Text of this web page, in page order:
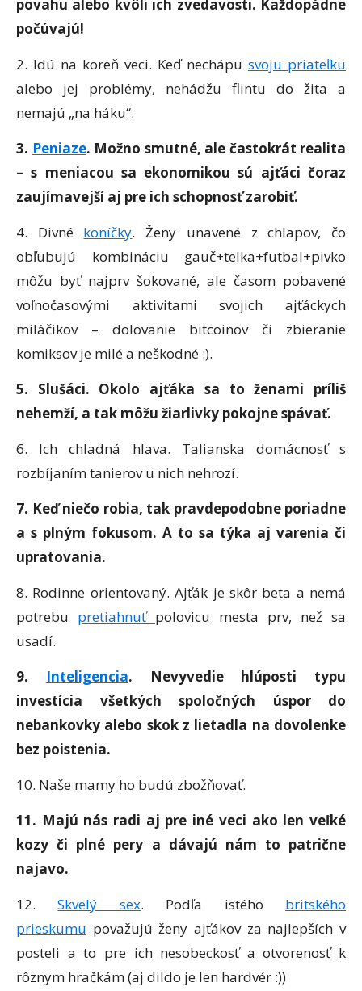
povahu alebo kvôli ich zvedavosti. Každopádne
počúvajú!
2. Idú na koreň veci. Keď nechápu svoju priateľku
alebo jej problémy, nehádžu flintu do žita a
nemajú „na háku“.
3. Peniaze. Možno smutné, ale častokrát realita
– s meniacou sa ekonomikou sú ajťáci čoraz
zaujímavejší aj pre ich schopnosť zarobiť.
4. Divné koníčky. Ženy unavené z chlapov, čo
obľubujú kombináciu gauč+telka+futbal+pivko
môžu byť najprv šokované, ale časom pobavené
voľnočasovými aktivitami svojich ajťáckych
miláčikov – dolovanie bitcoinov či zbieranie
komiksov je milé a neškodné :).
5. Slušáci. Okolo ajťáka sa to ženami príliš
nehemží, a tak môžu žiarlivky pokojne spávať.
6. Ich chladná hlava. Talianska domácnosť s
rozbíjaním tanierov u nich nehrozí.
7. Keď niečo robia, tak pravdepodobne poriadne
a s plným fokusom. A to sa týka aj varenia či
upratovania.
8. Rodinne orientovaný. Ajťák je skôr beta a nemá
potrebu pretiahnuť polovicu mesta prv, než sa
usadí.
9. Inteligencia. Nevyvedie hlúposti typu
investícia všetkých spoločných úspor do
nebankovky alebo skok z lietadla na dovolenke
bez poistenia.
10. Naše mamy ho budú zbožňovať.
11. Majú nás radi aj pre iné veci ako len veľké
kozy či plné pery a dávajú nám to patrične
najavo.
12.Skvelý sex. Podľa istého britského
prieskumu považujú ženy ajťákov za najlepších v
posteli a to pre ich nesobeckosť a otvorenosť k
rôznym hračkám (aj dildo je len hardvér :))